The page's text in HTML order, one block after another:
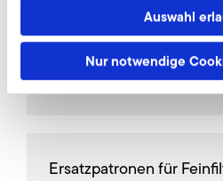
Auswahl
Nur notwendige
Drosselklappen
Ersatzpatronen für